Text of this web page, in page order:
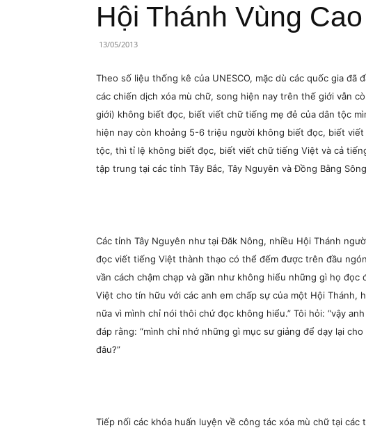
Việt
Hội Thánh Vùng Cao
13/05/2013
Theo số liệu thống kê của UNESCO, mặc dù các quốc gia
các chiến dịch xóa mù chữ, song hiện nay trên thế giới vẫn
giới) không biết đọc, biết viết chữ tiếng mẹ đẻ của dân tộc
hiện nay còn khoảng 5-6 triệu người không biết đọc, biết
tộc, thì tỉ lệ không biết đọc, biết viết chữ tiếng Việt và cả
tập trung tại các tỉnh Tây Bắc, Tây Nguyên và Đồng Bằng
Các tỉnh Tây Nguyên như tại Đăk Nông, nhiều Hội Thánh
đọc viết tiếng Việt thành thạo có thể đếm được trên đầu
vần cách chậm chạp và gần như không hiểu những gì họ
Việt cho tín hữu với các anh em chấp sự của một Hội Thánh,
nữa vì mình chỉ nói thôi chứ đọc không hiểu.” Tôi hỏi: “vậy
đáp rằng: “mình chỉ nhớ những gì mục sư giảng để dạy lại
đâu?”
Tiếp nối các khóa huấn luyện về công tác xóa mù chữ tại